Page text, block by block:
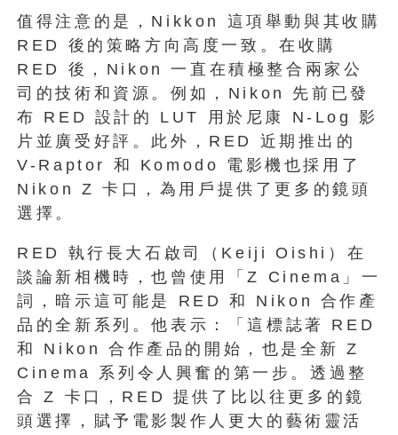
值得注意的是，Nikkon 這項舉動與其收購
RED 後的策略方向高度一致。在收購
RED 後，Nikon 一直在積極整合兩家公
司的技術和資源。例如，Nikon 先前已發
布 RED 設計的 LUT 用於尼康 N-Log 影
片並廣受好評。此外，RED 近期推出的
V-Raptor 和 Komodo 電影機也採用了
Nikon Z 卡口，為用戶提供了更多的鏡頭
選擇。
RED 執行長大石啟司（Keiji Oishi）在
談論新相機時，也曾使用「Z Cinema」一
詞，暗示這可能是 RED 和 Nikon 合作產
品的全新系列。他表示：「這標誌著 RED
和 Nikon 合作產品的開始，也是全新 Z
Cinema 系列令人興奮的第一步。透過整
合 Z 卡口，RED 提供了比以往更多的鏡
頭選擇，賦予電影製作人更大的藝術靈活